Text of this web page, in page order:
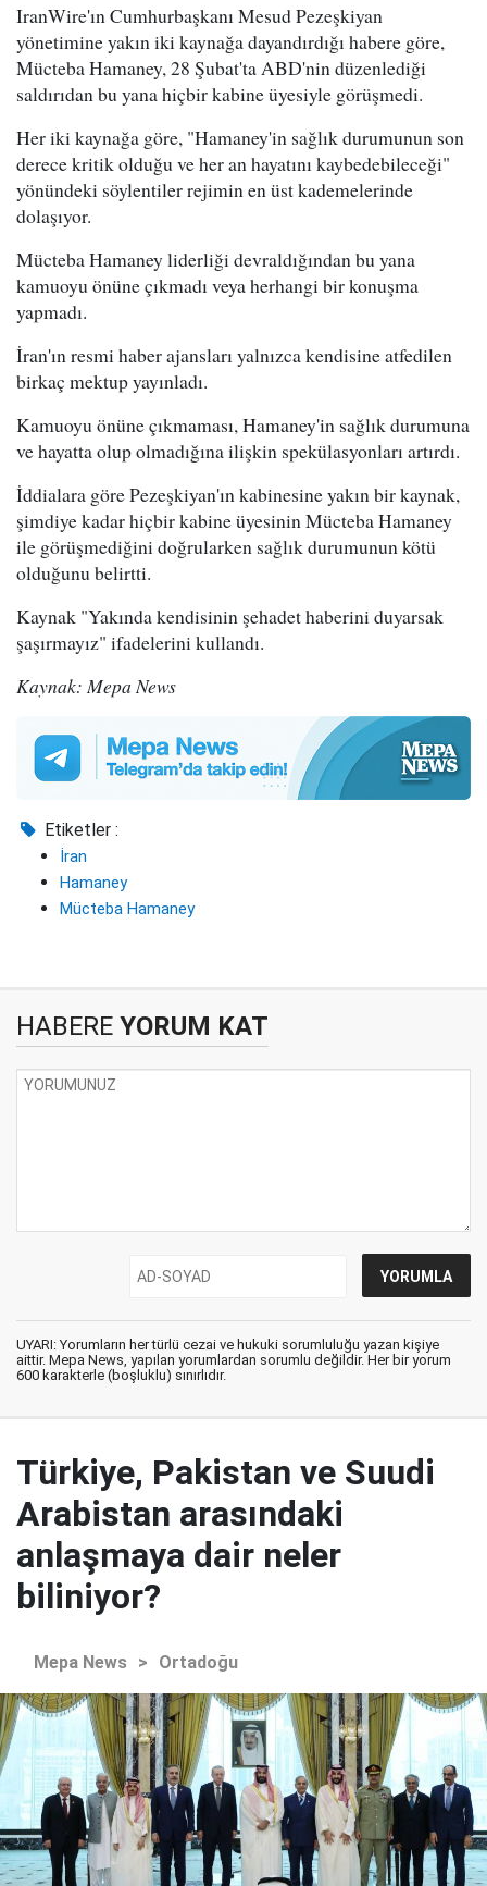
IranWire'ın Cumhurbaşkanı Mesud Pezeşkiyan
yönetimine yakın iki kaynağa dayandırdığı habere göre,
Mücteba Hamaney, 28 Şubat'ta ABD'nin düzenlediği
saldırıdan bu yana hiçbir kabine üyesiyle görüşmedi.
Her iki kaynağa göre, "Hamaney'in sağlık durumunun son
derece kritik olduğu ve her an hayatını kaybedebileceği"
yönündeki söylentiler rejimin en üst kademelerinde
dolaşıyor.
Mücteba Hamaney liderliği devraldığından bu yana
kamuoyu önüne çıkmadı veya herhangi bir konuşma
yapmadı.
İran'ın resmi haber ajansları yalnızca kendisine atfedilen
birkaç mektup yayınladı.
Kamuoyu önüne çıkmaması, Hamaney'in sağlık durumuna
ve hayatta olup olmadığına ilişkin spekülasyonları artırdı.
İddialara göre Pezeşkiyan'ın kabinesine yakın bir kaynak,
şimdiye kadar hiçbir kabine üyesinin Mücteba Hamaney
ile görüşmediğini doğrularken sağlık durumunun kötü
olduğunu belirtti.
Kaynak "Yakında kendisinin şehadet haberini duyarsak
şaşırmayız" ifadelerini kullandı.
Kaynak: Mepa News
Etiketler :
İran
Hamaney
Mücteba Hamaney
HABERE YORUM KAT
UYARI: Yorumların her türlü cezai ve hukuki sorumluluğu yazan kişiye
aittir. Mepa News, yapılan yorumlardan sorumlu değildir. Her bir yorum
600 karakterle (boşluklu) sınırlıdır.
Türkiye, Pakistan ve Suudi
Arabistan arasındaki
anlaşmaya dair neler
biliniyor?
Mepa News > Ortadoğu